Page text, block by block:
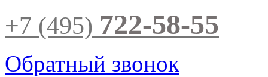
+7 (495) 722-58-55
Обратный звонок